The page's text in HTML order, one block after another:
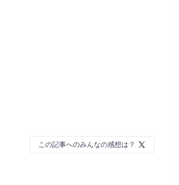
この記事へのみんなの感想は？